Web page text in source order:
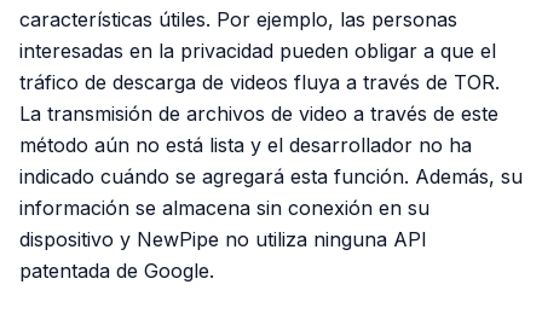
características útiles. Por ejemplo, las personas
interesadas en la privacidad pueden obligar a que el
tráfico de descarga de videos fluya a través de TOR.
La transmisión de archivos de video a través de este
método aún no está lista y el desarrollador no ha
indicado cuándo se agregará esta función. Además, su
información se almacena sin conexión en su
dispositivo y NewPipe no utiliza ninguna API
patentada de Google.